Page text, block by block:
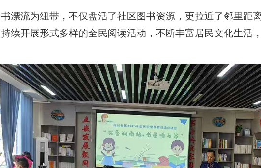
漂流为纽带，不仅盘活了社区图书资源，更拉近了邻里距
续开展形式多样的全民阅读活动，不断丰富居民文化生活